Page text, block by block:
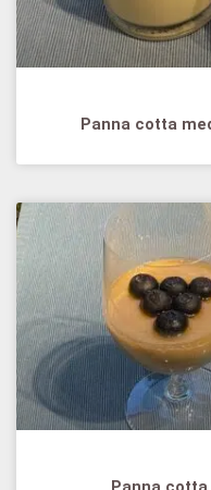
Panna cotta